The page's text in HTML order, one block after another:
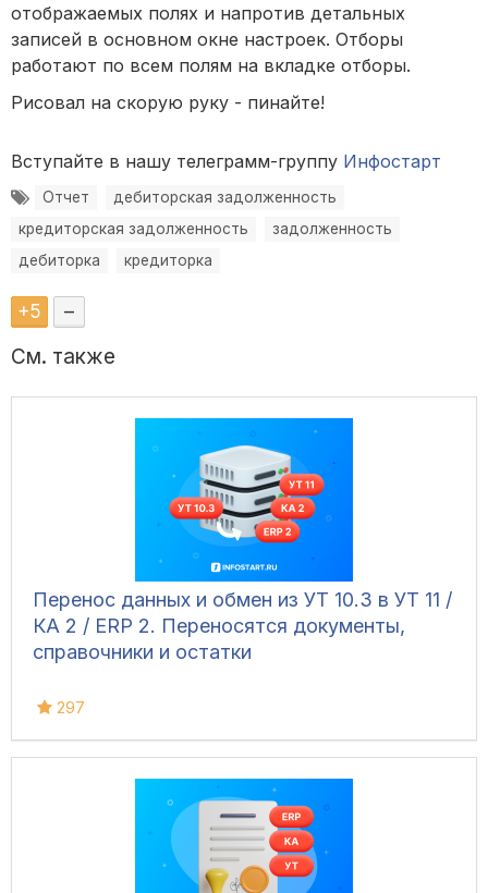
отображаемых полях и напротив детальных
записей в основном окне настроек. Отборы
работают по всем полям на вкладке отборы.
Рисовал на скорую руку - пинайте!
Вступайте в нашу телеграмм-группу Инфостарт
Отчет
дебиторская задолженность
кредиторская задолженность
задолженность
дебиторка
кредиторка
+5 –
См. также
Перенос данных и обмен из УТ 10.3 в УТ 11 /
КА 2 / ERP 2. Переносятся документы,
справочники и остатки
297